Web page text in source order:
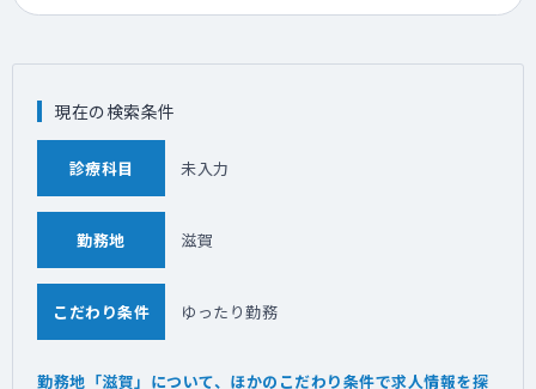
現在の検索条件
診療科目 未入力
勤務地 滋賀
こだわり条件 ゆったり勤務
勤務地「滋賀」について、ほかのこだわり条件で求人情報を探